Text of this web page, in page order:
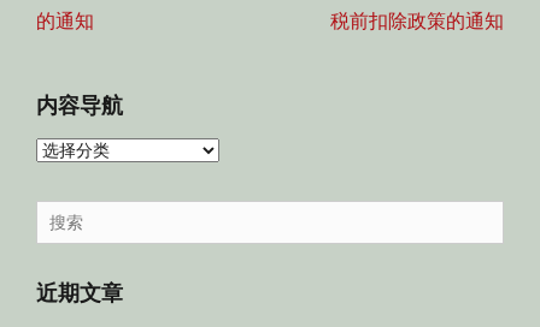
的通知
税前扣除政策的通知
内容导航
内
导
航
Search
for:
近期文章